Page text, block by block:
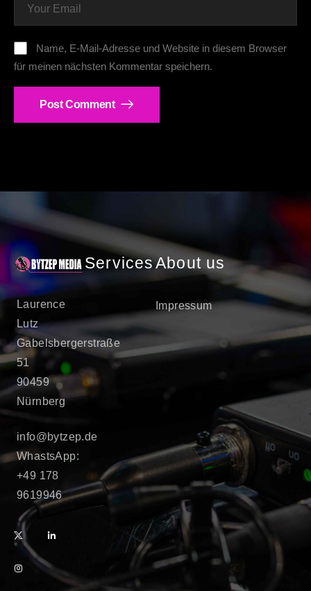
Name, E-Mail-Adresse und Website in diesem Browser
für meinen nächsten Kommentar speichern.
Post Comment
Laurence
Lutz
Gabelsbergerstraße
51
90459
Nürnberg
info@bytzep.de
WhastsApp:
+49 178
9619946
ServicesAbout us
Impressum